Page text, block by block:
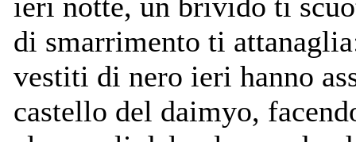
di smarrimento ti
vestiti di nero ieri hanno
castello del daimyo,